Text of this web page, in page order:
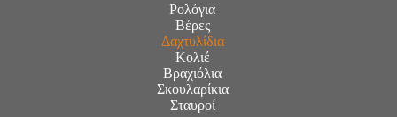
Ρολόγια
Βέρες
Δαχτυλίδια
Κολιέ
Βραχιόλια
Σκουλαρίκια
Σταυροί